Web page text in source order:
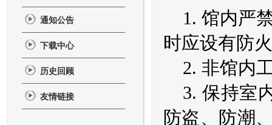
通知公告
下载中心
历史回顾
友情链接
1. 馆内严
时应设有防
2. 非馆内
3. 保持室
防盗、防潮